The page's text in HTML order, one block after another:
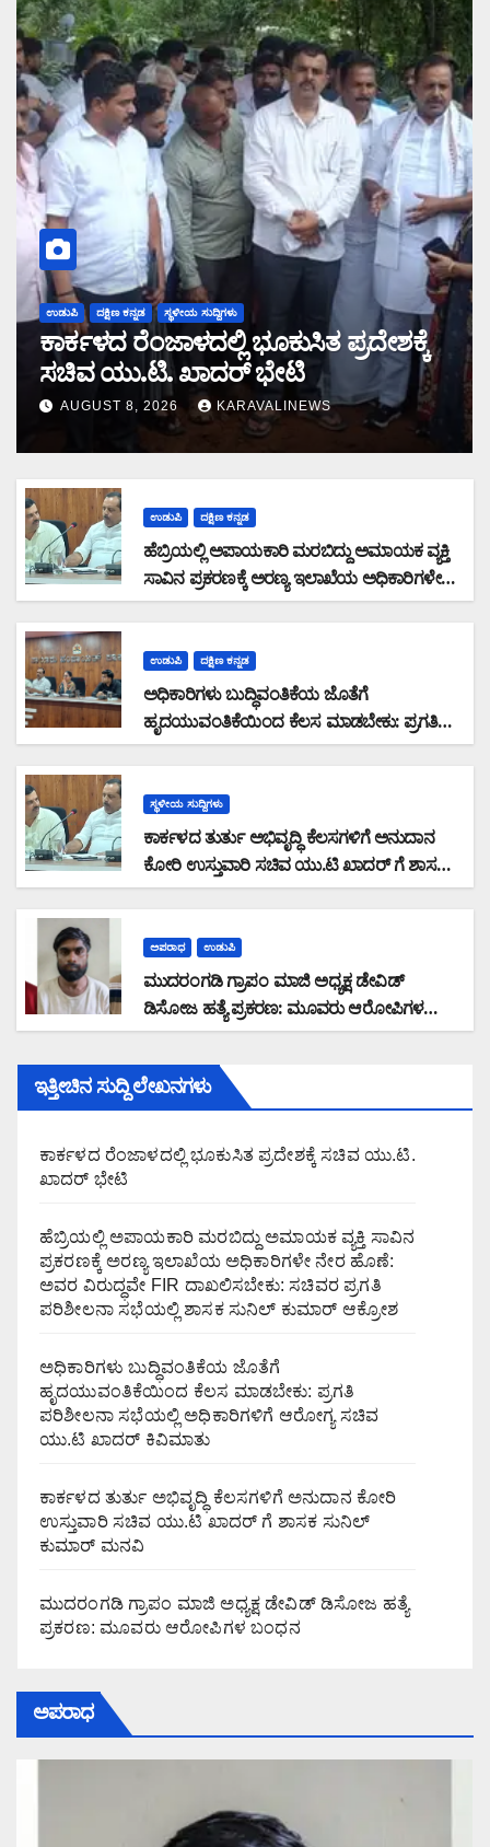
ಉಡುಪಿ ದಕ್ಷಿಣ ಕನ್ನಡ ಸ್ಥಳೀಯ ಸುದ್ದಿಗಳು
ಕಾರ್ಕಳದ ರೆಂಜಾಳದಲ್ಲಿ ಭೂಕುಸಿತ ಪ್ರದೇಶಕ್ಕೆ
ಸಚಿವ ಯು.ಟಿ. ಖಾದರ್ ಭೇಟಿ
AUGUST 8, 2026 KARAVALINEWS
ಉಡುಪಿ ದಕ್ಷಿಣ ಕನ್ನಡ
ಹೆಬ್ರಿಯಲ್ಲಿ ಅಪಾಯಕಾರಿ ಮರಬಿದ್ದು ಅಮಾಯಕ ವ್ಯಕ್ತಿ
ಸಾವಿನ ಪ್ರಕರಣಕ್ಕೆ ಅರಣ್ಯ ಇಲಾಖೆಯ ಅಧಿಕಾರಿಗಳೇ
ನೇರ ಹೊಣೆ: ಅವರ ವಿರುದ್ಧವೇ FIR ದಾಖಲಿಸಬೇಕು:
ಕುಮಾರ್ ಆಕ್ರೋಶ
ಉಡುಪಿ ದಕ್ಷಿಣ ಕನ್ನಡ
ಅಧಿಕಾರಿಗಳು ಬುದ್ಧಿವಂತಿಕೆಯ ಜೊತೆಗೆ
ಹೃದಯುವಂತಿಕೆಯಿಂದ ಕೆಲಸ ಮಾಡಬೇಕು: ಪ್ರಗತಿ
ಪರಿಶೀಲನಾ ಸಭೆಯಲ್ಲಿ ಅಧಿಕಾರಿಗಳಿಗೆ ಆರೋಗ್ಯ
ಸ್ಥಳೀಯ ಸುದ್ದಿಗಳು
ಕಾರ್ಕಳದ ತುರ್ತು ಅಭಿವೃದ್ಧಿ ಕೆಲಸಗಳಿಗೆ ಅನುದಾನ
ಕೋರಿ ಉಸ್ತುವಾರಿ ಸಚಿವ ಯು.ಟಿ ಖಾದರ್ ಗೆ ಶಾಸಕ
ಸುನಿಲ್‌ ಕುಮಾರ್‌ ಮನವಿ
ಅಪರಾಧ ಉಡುಪಿ
ಮುದರಂಗಡಿ ಗ್ರಾಪಂ ಮಾಜಿ ಅಧ್ಯಕ್ಷ ಡೇವಿಡ್
ಡಿಸೋಜ ಹತ್ಯೆ ಪ್ರಕರಣ: ಮೂವರು ಆರೋಪಿಗಳ
ಬಂಧನ
ಇತ್ತೀಚಿನ ಸುದ್ದಿ ಲೇಖನಗಳು
ಕಾರ್ಕಳದ ರೆಂಜಾಳದಲ್ಲಿ ಭೂಕುಸಿತ ಪ್ರದೇಶಕ್ಕೆ ಸಚಿವ ಯು.ಟಿ.
ಖಾದರ್ ಭೇಟಿ
ಹೆಬ್ರಿಯಲ್ಲಿ ಅಪಾಯಕಾರಿ ಮರಬಿದ್ದು ಅಮಾಯಕ ವ್ಯಕ್ತಿ ಸಾವಿನ
ಪ್ರಕರಣಕ್ಕೆ ಅರಣ್ಯ ಇಲಾಖೆಯ ಅಧಿಕಾರಿಗಳೇ ನೇರ ಹೊಣೆ:
ಅವರ ವಿರುದ್ಧವೇ FIR ದಾಖಲಿಸಬೇಕು: ಸಚಿವರ ಪ್ರಗತಿ
ಪರಿಶೀಲನಾ ಸಭೆಯಲ್ಲಿ ಶಾಸಕ ಸುನಿಲ್ ಕುಮಾರ್ ಆಕ್ರೋಶ
ಅಧಿಕಾರಿಗಳು ಬುದ್ಧಿವಂತಿಕೆಯ ಜೊತೆಗೆ
ಹೃದಯುವಂತಿಕೆಯಿಂದ ಕೆಲಸ ಮಾಡಬೇಕು: ಪ್ರಗತಿ
ಪರಿಶೀಲನಾ ಸಭೆಯಲ್ಲಿ ಅಧಿಕಾರಿಗಳಿಗೆ ಆರೋಗ್ಯ ಸಚಿವ
ಯು.ಟಿ ಖಾದರ್ ಕಿವಿಮಾತು
ಕಾರ್ಕಳದ ತುರ್ತು ಅಭಿವೃದ್ಧಿ ಕೆಲಸಗಳಿಗೆ ಅನುದಾನ ಕೋರಿ
ಉಸ್ತುವಾರಿ ಸಚಿವ ಯು.ಟಿ ಖಾದರ್ ಗೆ ಶಾಸಕ ಸುನಿಲ್‌
ಕುಮಾರ್‌ ಮನವಿ
ಮುದರಂಗಡಿ ಗ್ರಾಪಂ ಮಾಜಿ ಅಧ್ಯಕ್ಷ ಡೇವಿಡ್ ಡಿಸೋಜ ಹತ್ಯೆ
ಪ್ರಕರಣ: ಮೂವರು ಆರೋಪಿಗಳ ಬಂಧನ
ಅಪರಾಧ